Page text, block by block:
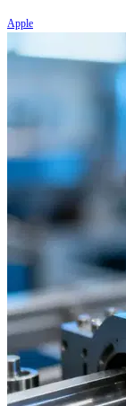
Apple